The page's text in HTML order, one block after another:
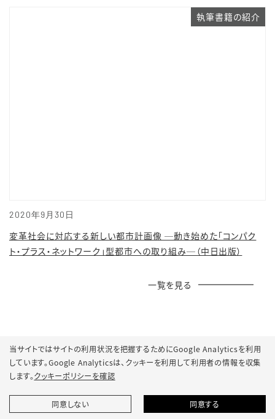
2020年9月30日
執筆書籍の紹介
変革社会に対応する新しい都市計画像 ─動き始めた「コンパク
ト・プラス・ネットワーク」型都市への取り組み─（中日出版）
一覧を見る
当サイトではサイトの利用状況を把握するためにGoogle Analyticsを利用
しています。Google Analyticsは、 クッキーを利用して利用者の情報を収集
します。クッキーポリシーを確認
同意しない 同意する